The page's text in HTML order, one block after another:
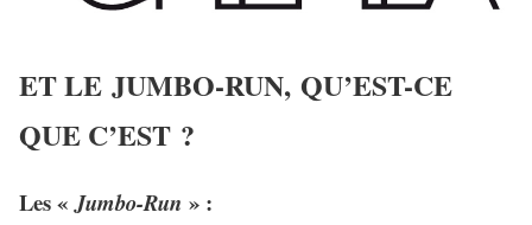
ET LE JUMBO-RUN, QU’EST-CE
QUE C’EST ?
Les «Jumbo-Run » :